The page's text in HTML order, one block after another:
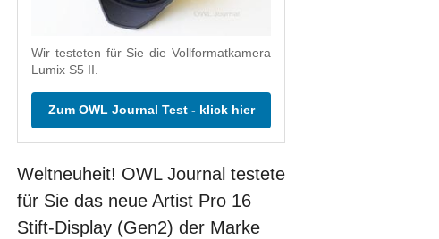
Wir testeten für Sie die Vollformatkamera
Lumix S5 II.
Zum OWL Journal Test - klick hier
Weltneuheit! OWL Journal testete
für Sie das neue Artist Pro 16
Stift-Display (Gen2) der Marke